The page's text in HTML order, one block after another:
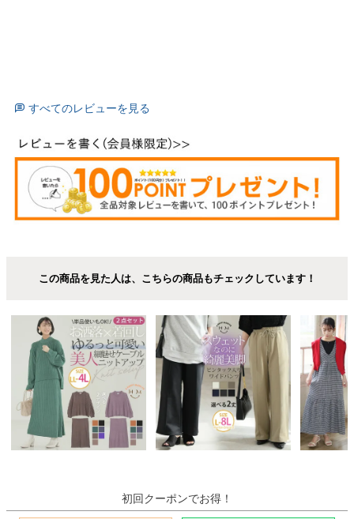
すべてのレビューを見る
この商品を見た人は、こちらの商品もチェックしています！
初回クーポンでお得！